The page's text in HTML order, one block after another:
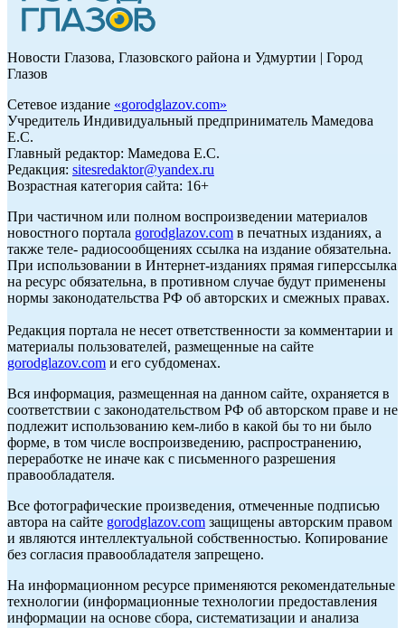
Новости Глазова, Глазовского района и Удмуртии | Город
Глазов
Сетевое издание «gorodglazov.com»
Учредитель Индивидуальный предприниматель Мамедова
Е.С.
Главный редактор: Мамедова Е.С.
Редакция: sitesredaktor@yandex.ru
Возрастная категория сайта: 16+
При частичном или полном воспроизведении материалов
новостного портала gorodglazov.com в печатных изданиях, а
также теле- радиосообщениях ссылка на издание обязательна.
При использовании в Интернет-изданиях прямая гиперссылка
на ресурс обязательна, в противном случае будут применены
нормы законодательства РФ об авторских и смежных правах.
Редакция портала не несет ответственности за комментарии и
материалы пользователей, размещенные на сайте
gorodglazov.com и его субдоменах.
Вся информация, размещенная на данном сайте, охраняется в
соответствии с законодательством РФ об авторском праве и не
подлежит использованию кем-либо в какой бы то ни было
форме, в том числе воспроизведению, распространению,
переработке не иначе как с письменного разрешения
правообладателя.
Все фотографические произведения, отмеченные подписью
автора на сайте gorodglazov.com защищены авторским правом
и являются интеллектуальной собственностью. Копирование
без согласия правообладателя запрещено.
На информационном ресурсе применяются рекомендательные
технологии (информационные технологии предоставления
информации на основе сбора, систематизации и анализа